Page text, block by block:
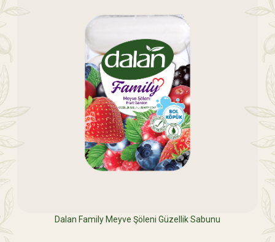
Dalan Family Meyve Şöleni Güzellik Sabunu